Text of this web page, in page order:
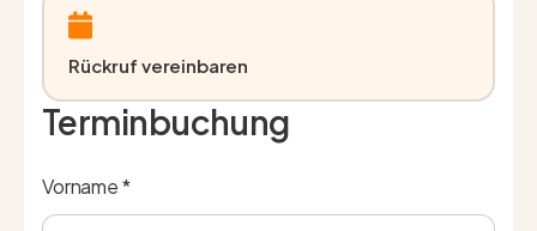
Rückruf vereinbaren
Terminbuchung
Vorname *